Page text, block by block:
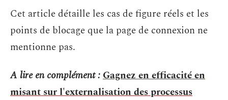
Cet article détaille les cas de figure réels et les
points de blocage que la page de connexion ne
mentionne pas.
A lire en complément :Gagnez en efficacité en
misant sur l'externalisation des processus